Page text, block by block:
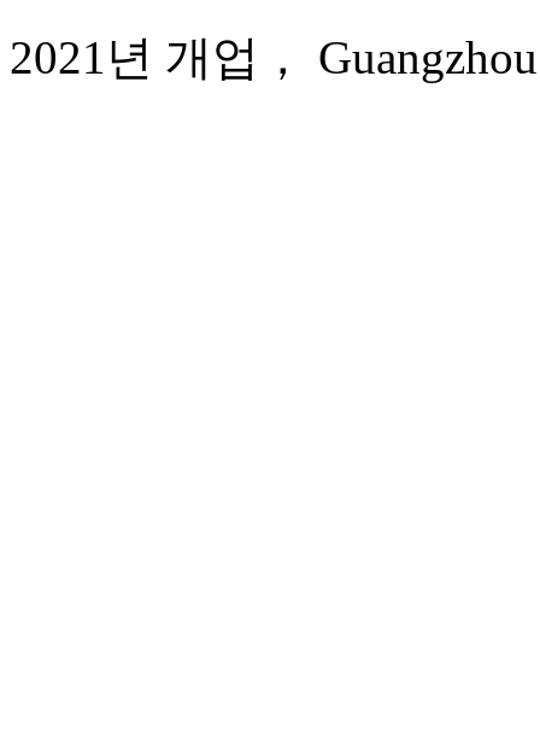
2021년 개업，